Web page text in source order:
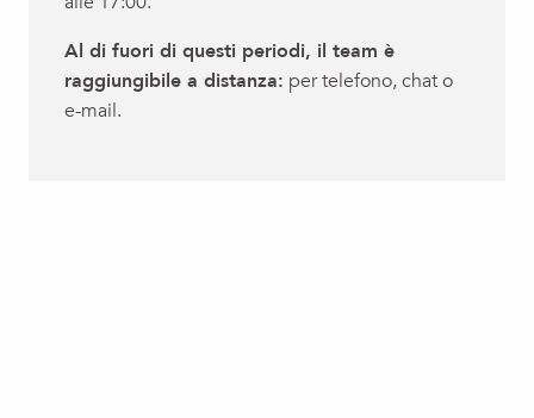
Al di fuori di questi periodi, il team è
raggiungibile a distanza: per telefono, chat o
e-mail.